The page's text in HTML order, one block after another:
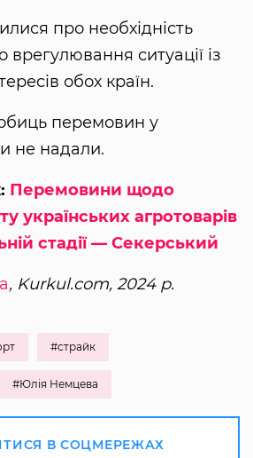
про необхідність
ситуації із
обох країн.
перемовин у
не надали.
Перемовини щодо
українських агротоварів
стадії — Секерський
, Kurkul.com, 2024 р.
#страйк
#Юлія Немцева
В СОЦМЕРЕЖАХ